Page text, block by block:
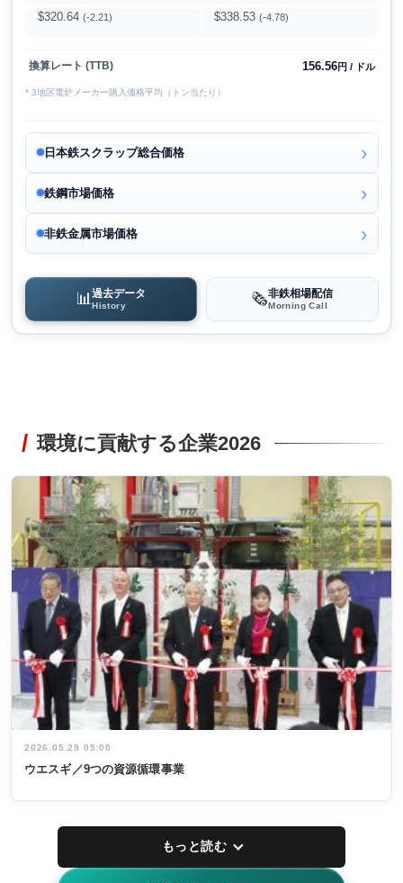
$320.64 (-2.21) $338.53 (-4.78)
換算レート (TTB) 156.56円 / ドル
* 3地区電炉メーカー購入価格平均（トン当たり）
日本鉄スクラップ総合価格
鉄鋼市場価格
非鉄金属市場価格
📊過去データ
History 🗞️非鉄相場配信
Morning Call
環境に貢献する企業2026
2026.05.29 05:00
ウエスギ／9つの資源循環事業
もっと読む